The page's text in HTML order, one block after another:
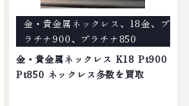
店ではお値段の付かなかったお品物
でも、一点一点丁寧に無料で査定し
ます。お気軽にご連絡ください。
TEL: 0120-959-764営業時間:
10:00～19:00定休日: 年中無休
金・貴金属ネックレス 、 18金、 プ
ラチナ900、 プラチナ850
金・貴金属ネックレス K18 Pt900
Pt850 ネックレス多数を買取